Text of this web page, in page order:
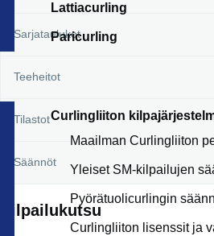
Lattiacurling
Paricurling
Curlingliiton
Maailman Curlingliiton
Yleiset SM-kilpailujen
Pyörätuolicurlingin
Curlingliiton lisenssit ja
Sarjataulukot
Teeheitot
Tilastot
Säännöt
Kilpailukutsu